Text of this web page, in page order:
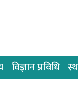
विज्ञान प्रविधि